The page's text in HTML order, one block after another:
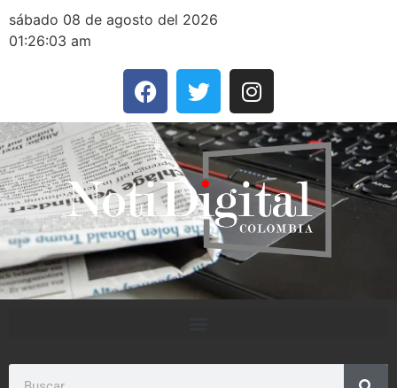
sábado 08 de agosto del 2026
01:26:03 am